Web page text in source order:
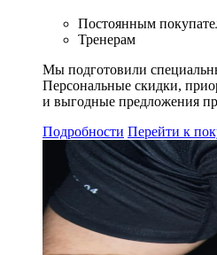
Постоянным
Тренерам
Мы подготовили
Персональные скидки,
и выгодные предложения
Подробности Перейти к